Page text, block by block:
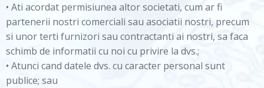
• Ati acordat permisiunea altor societati, cum ar fi
partenerii nostri comerciali sau asociatii nostri, precum
si unor terti furnizori sau contractanti ai nostri, sa faca
schimb de informatii cu noi cu privire la dvs.;
• Atunci cand datele dvs. cu caracter personal sunt
publice; sau